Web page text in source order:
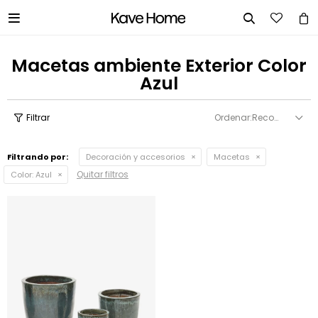
 
Macetas ambiente Exterior Color
Azul
Recomendados
Filtrando por: Decoración y accesorios
Macetas
Color:Azul Quitar filtros